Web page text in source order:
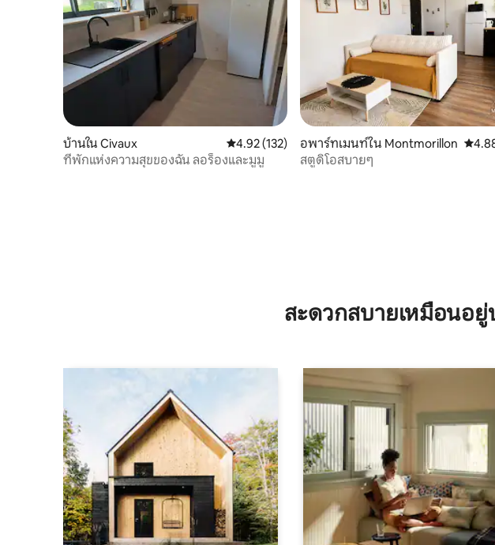
บ้านใน Civaux คะแนนเฉลี่ย 4.92 จาก 5, 132 รีวิว
4.92 (132)
ที่พักแห่งความสุขของฉัน ลอร็องและมูมู
อพาร์ทเมนท์ใน Montmorillon คะแน
สตูดิโอสบายๆ
สะดวกสบายเหมือนอ